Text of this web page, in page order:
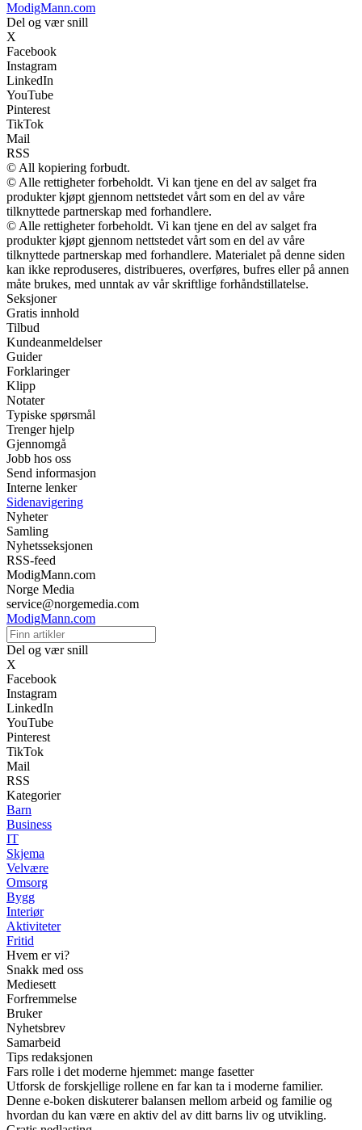
ModigMann.com
Del og vær snill
X
Facebook
Instagram
LinkedIn
YouTube
Pinterest
TikTok
Mail
RSS
© All kopiering forbudt.
© Alle rettigheter forbeholdt. Vi kan tjene en del av salget fra
produkter kjøpt gjennom nettstedet vårt som en del av våre
tilknyttede partnerskap med forhandlere.
© Alle rettigheter forbeholdt. Vi kan tjene en del av salget fra
produkter kjøpt gjennom nettstedet vårt som en del av våre
tilknyttede partnerskap med forhandlere. Materialet på denne siden
kan ikke reproduseres, distribueres, overføres, bufres eller på annen
måte brukes, med unntak av vår skriftlige forhåndstillatelse.
Seksjoner
Gratis innhold
Tilbud
Kundeanmeldelser
Guider
Forklaringer
Klipp
Notater
Typiske spørsmål
Trenger hjelp
Gjennomgå
Jobb hos oss
Send informasjon
Interne lenker
Sidenavigering
Nyheter
Samling
Nyhetsseksjonen
RSS-feed
ModigMann.com
Norge Media
service@norgemedia.com
ModigMann.com
Del og vær snill
X
Facebook
Instagram
LinkedIn
YouTube
Pinterest
TikTok
Mail
RSS
Kategorier
Barn
Business
IT
Skjema
Velvære
Omsorg
Bygg
Interiør
Aktiviteter
Fritid
Hvem er vi?
Snakk med oss
Mediesett
Forfremmelse
Bruker
Nyhetsbrev
Samarbeid
Tips redaksjonen
Fars rolle i det moderne hjemmet: mange fasetter
Utforsk de forskjellige rollene en far kan ta i moderne familier.
Denne e-boken diskuterer balansen mellom arbeid og familie og
hvordan du kan være en aktiv del av ditt barns liv og utvikling.